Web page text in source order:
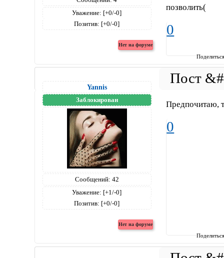
Уважение: [+0/-0]
Позитив: [+0/-0]
позволить(
0
Yannis
Заблокирован
Сообщений: 42
Уважение: [+1/-0]
Позитив: [+0/-0]
Предпочитаю,
0